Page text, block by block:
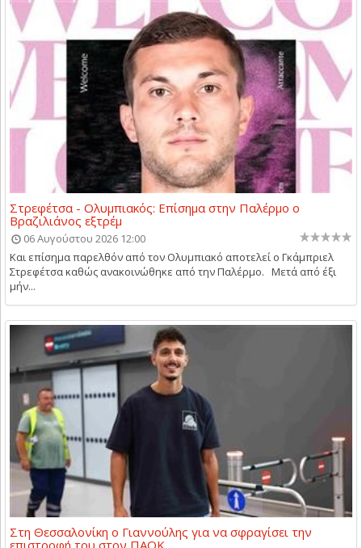
Στρεφέτσα - Ολυμπιακός: Επίσημα στην Παλέρμο ο
Βραζιλιάνος εξτρέμ
06 Αυγούστου 2026 12:00
Και επίσημα παρελθόν από τον Ολυμπιακό αποτελεί ο Γκάμπριελ
Στρεφέτσα καθώς ανακοινώθηκε από την Παλέρμο. Μετά από έξι
μήν...
Στη Θεσσαλονίκη ο Γιαννούλης για να σφραγίσει την